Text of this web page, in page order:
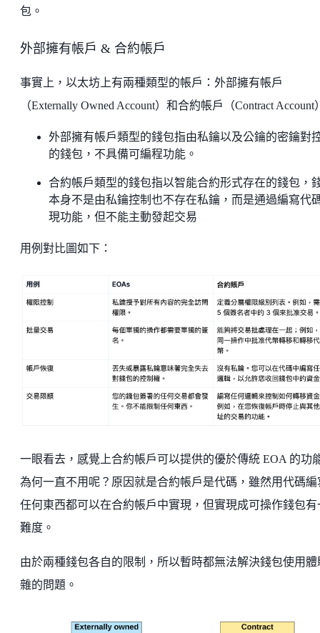
包。
外部擁有帳戶 & 合約帳戶
事實上，以太坊上有兩種類型的帳戶：外部擁有帳戶
（Externally Owned Account）和合約帳戶（Contract Account
外部擁有帳戶類型的錢包指由私鑰以及公鑰的密鑰對
的錢包，不具備可編程功能。
合約帳戶類型的錢包指以智能合約形式存在的錢包，
本身不是由私鑰控制也不存在私鑰，而是通過編寫代
現功能，但不能主動發起交易
用例對比圖如下：
一眼看去，感覺上合約帳戶可以提供的優於傳統 EOA 的功
為何一直不用呢？原因就是合約帳戶是代碼，雖然用代碼編
任何東西都可以在合約帳戶中實現，但實現成可操作錢包有
難度。
由於兩種錢包各自的限制，所以暫時都無法解決錢包使用體
雜的問題。